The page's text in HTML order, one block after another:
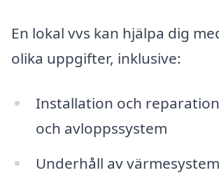
En lokal vvs kan hjälpa dig
olika uppgifter, inklusive:
Installation och
och avloppssystem
Underhåll av